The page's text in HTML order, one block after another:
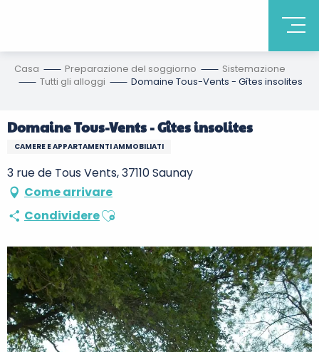
Casa Preparazione del soggiorno
Sistemazione
Tutti gli alloggi
Domaine Tous-Vents - Gîtes insolites
Domaine Tous-Vents - Gîtes insolites
CAMERE E APPARTAMENTI AMMOBILIATI
3 rue de Tous Vents, 37110 Saunay
Come arrivare
CondividereAjouter aux favoris